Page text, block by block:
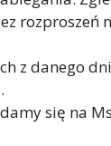
z danego
się na